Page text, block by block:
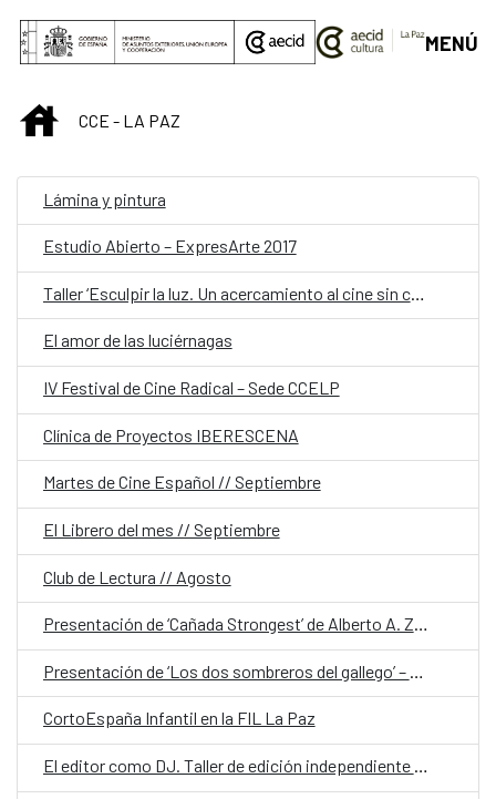
Saltar al contenido principal
MENÚ
INICIOCCE - LA PAZ
Lámina y pintura
Estudio Abierto – ExpresArte 2017
Taller ‘Esculpir la luz. Un acercamiento al cine sin cámara’
El amor de las luciérnagas
IV Festival de Cine Radical – Sede CCELP
Clínica de Proyectos IBERESCENA
Martes de Cine Español // Septiembre
El Librero del mes // Septiembre
Club de Lectura // Agosto
Presentación de ‘Cañada Strongest’ de Alberto A. Zalles
CortoEspaña Infantil en la FIL La Paz
El editor como DJ. Taller de edición independiente – La Paz